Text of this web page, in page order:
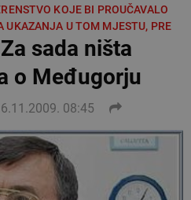
KOJE BI PROUČAVALO
UKAZANJA U TOM MJESTU, PRE
sada ništa
o Međugorju
08:45